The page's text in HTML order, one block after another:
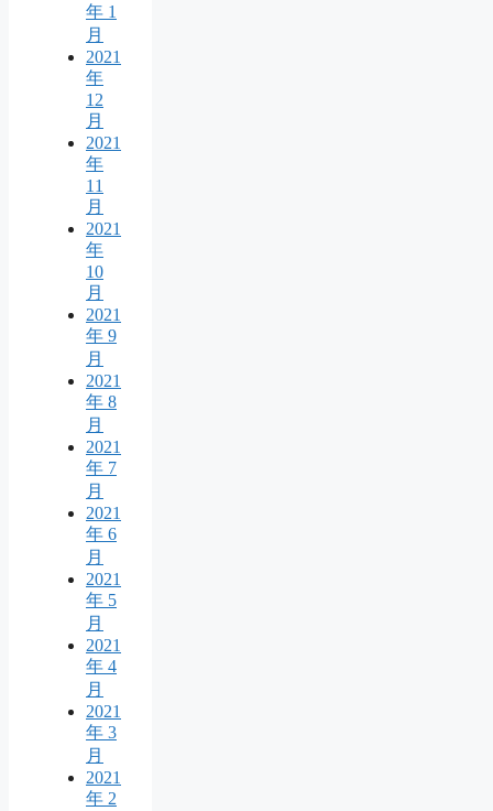
年 1
月
2021
年
12
月
2021
年
11
月
2021
年
10
月
2021
年 9
月
2021
年 8
月
2021
年 7
月
2021
年 6
月
2021
年 5
月
2021
年 4
月
2021
年 3
月
2021
年 2